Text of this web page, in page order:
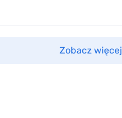
Zobacz więcej